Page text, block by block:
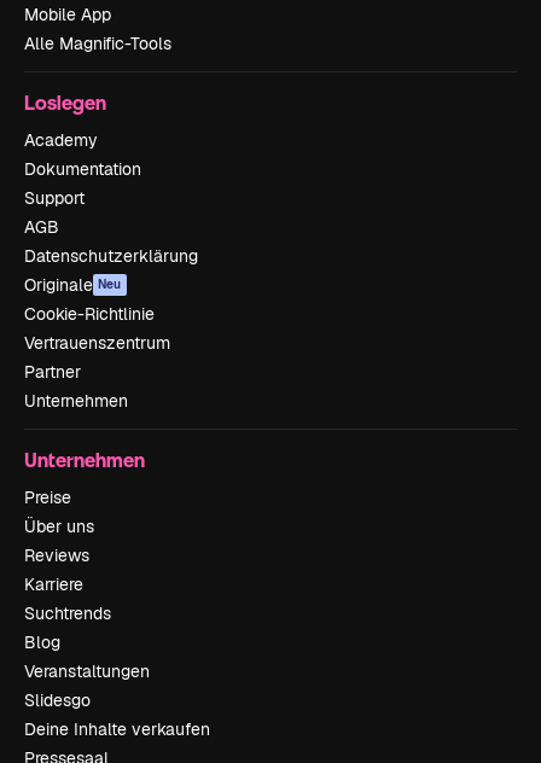
Mobile App
Alle Magnific-Tools
Loslegen
Academy
Dokumentation
Support
AGB
Datenschutzerklärung
Originale Neu
Cookie-Richtlinie
Vertrauenszentrum
Partner
Unternehmen
Unternehmen
Preise
Über uns
Reviews
Karriere
Suchtrends
Blog
Veranstaltungen
Slidesgo
Deine Inhalte verkaufen
Pressesaal